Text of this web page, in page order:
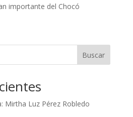
importante del Chocó
Buscar
Mirtha Luz Pérez Robledo